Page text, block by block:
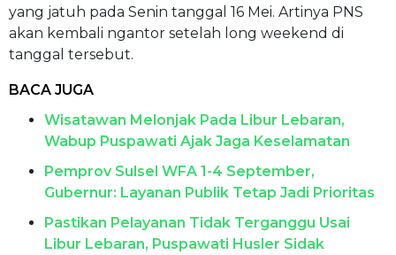
yang jatuh pada Senin tanggal 16 Mei. Artinya PNS
akan kembali ngantor setelah long weekend di
tanggal tersebut.
BACA JUGA
Wisatawan Melonjak Pada Libur Lebaran,
Wabup Puspawati Ajak Jaga Keselamatan
Pemprov Sulsel WFA 1-4 September,
Gubernur: Layanan Publik Tetap Jadi Prioritas
Pastikan Pelayanan Tidak Terganggu Usai
Libur Lebaran, Puspawati Husler Sidak